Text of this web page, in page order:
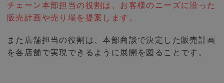
チェーン本部担当の役割は、お客様のニーズに沿った
販売計画や売り場を提案します。
また店舗担当の役割は、本部商談で決定した販売計画
を各店舗で実現できるように展開を図ることです。